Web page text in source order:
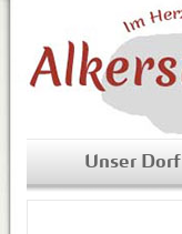
Unser Dorf